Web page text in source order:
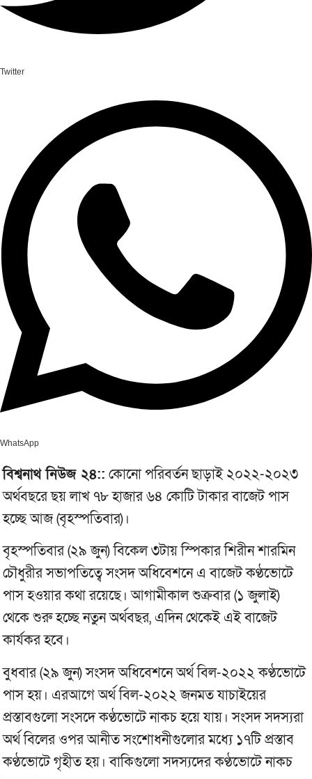
Twitter
WhatsApp
বিশ্বনাথ নিউজ ২৪:: কোনো পরিবর্তন ছাড়াই ২০২২-২০২৩
অর্থবছরে ছয় লাখ ৭৮ হাজার ৬৪ কোটি টাকার বাজেট পাস
হচ্ছে আজ (বৃহস্পতিবার)।
বৃহস্পতিবার (২৯ জুন) বিকেল ৩টায় স্পিকার শিরীন শারমিন
চৌধুরীর সভাপতিত্বে সংসদ অধিবেশনে এ বাজেট কণ্ঠভোটে
পাস হওয়ার কথা রয়েছে। আগামীকাল শুক্রবার (১ জুলাই)
থেকে শুরু হচ্ছে নতুন অর্থবছর, এদিন থেকেই এই বাজেট
কার্যকর হবে।
বুধবার (২৯ জুন) সংসদ অধিবেশনে অর্থ বিল-২০২২ কণ্ঠভোটে
পাস হয়। এরআগে অর্থ বিল-২০২২ জনমত যাচাইয়ের
প্রস্তাবগুলো সংসদে কণ্ঠভোটে নাকচ হয়ে যায়। সংসদ সদস্যরা
অর্থ বিলের ওপর আনীত সংশোধনীগুলোর মধ্যে ১৭টি প্রস্তাব
কণ্ঠভোটে গৃহীত হয়। বাকিগুলো সদস্যদের কণ্ঠভোটে নাকচ